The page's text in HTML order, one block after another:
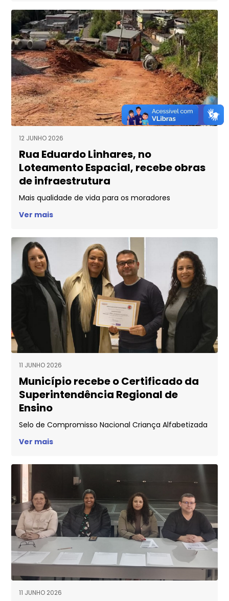
12 JUNHO 2026
Rua Eduardo Linhares, no
Loteamento Espacial, recebe obras
de infraestrutura
Mais qualidade de vida para os moradores
Ver mais
11 JUNHO 2026
Município recebe o Certificado da
Superintendência Regional de
Ensino
Selo de Compromisso Nacional Criança Alfabetizada
Ver mais
11 JUNHO 2026